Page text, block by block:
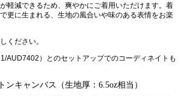
軽減できるため、爽やかにご着用いただけます。着
更に生まれる、生地の風合いや味のある表情をお楽
ください。
AUD7402）とのセットアップでのコーディネイトも
ンキャンバス（生地厚：6.5oz相当）